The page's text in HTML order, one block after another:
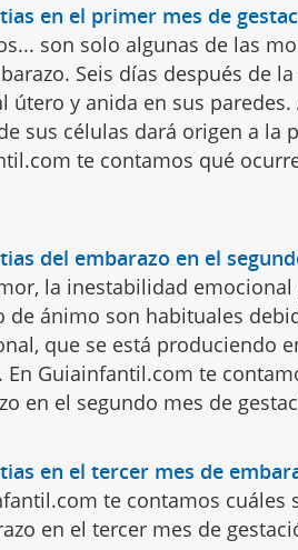
en el primer mes de
son solo algunas de las
Seis días después de
útero y anida en sus
sus células dará origen a la
te contamos qué
del embarazo en el
la inestabilidad
de ánimo son habituales
que se está produciendo
En Guiainfantil.com te
en el segundo mes de
en el tercer mes de
te contamos cuáles
en el tercer mes de